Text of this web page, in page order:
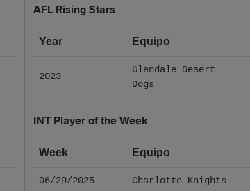
AFL Rising Stars
Year Equipo
2023
Glendale Desert
Dogs
INT Player of the Week
Week Equipo
06/29/2025 Charlotte Knights